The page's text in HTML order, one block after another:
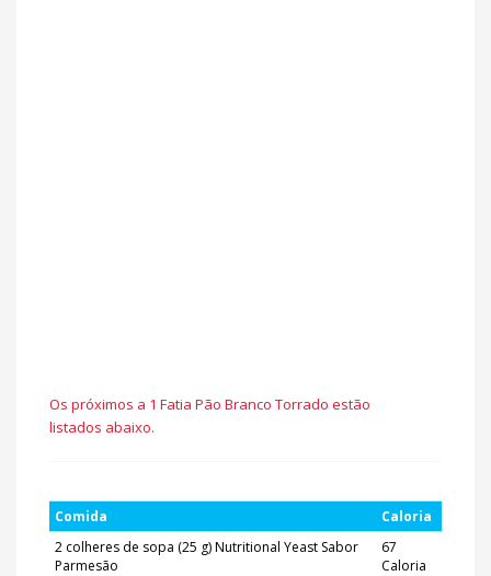
Os próximos a 1 Fatia Pão Branco Torrado estão
listados abaixo.
Comida
Caloria
2 colheres de sopa (25 g) Nutritional Yeast Sabor
Parmesão
67
Caloria